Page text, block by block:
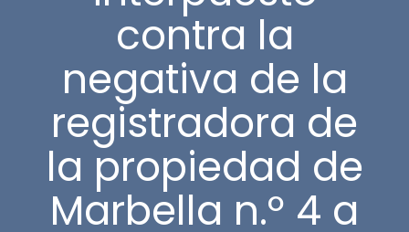
contra la
negativa de la
registradora de
la propiedad de
Marbella n.º 4 a